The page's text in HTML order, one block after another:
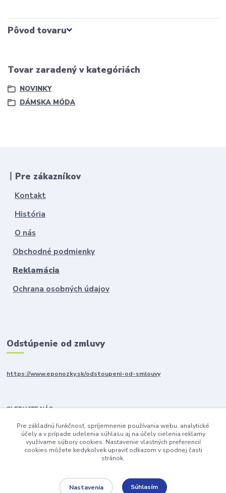
Pôvod tovaru
Tovar zaradený v kategóriách
NOVINKY
DÁMSKA MÓDA
丨Pre zákazníkov
Kontakt
História
O nás
Obchodné podmienky
Reklamácia
Ochrana osobných údajov
Odstúpenie od zmluvy
https://www.eponozky.sk/odstoupeni-od-smlouvy
SLEDUJTE NÁS
Upravit sběr cookies.
Pre základnú funkčnosť, spríjemnenie používania webu, analytické
účely a v prípade udelenia súhlasu aj na účely cielenia reklamy
využívame súbory cookies. Nastavenie vlastných preferencií
cookies môžete kedykoľvek upraviť odkazom v spodnej časti
stránok.
Nastavenia Súhlasím